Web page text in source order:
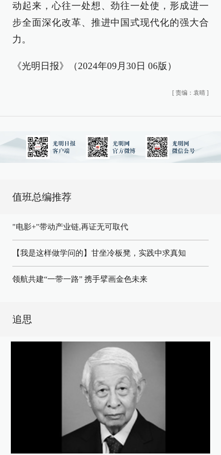
动起来，心往一处想、劲往一处使，形成进一
步全面深化改革、推进中国式现代化的强大合
力。
《光明日报》（2024年09月30日 06版）
[ 责编：袁晴 ]
值班总编推荐
"电影+"带动产业链,再证无可取代
【我是这样做学问的】甘坐冷板凳，实践中求真知
领航共建“一带一路” 携手擘画金色未来
追思